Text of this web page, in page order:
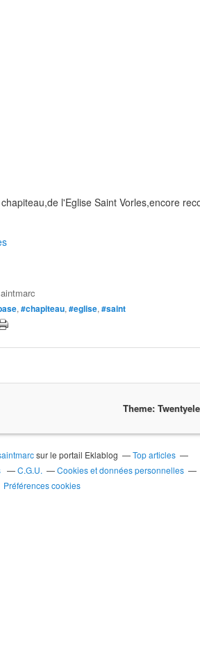
l'Eglise Saint Vorles,encore
, #chapiteau, #eglise, #saint
Theme:
sur le portail Eklablog
Top articles
C.G.U.
Cookies et données personnelles
Préférences cookies